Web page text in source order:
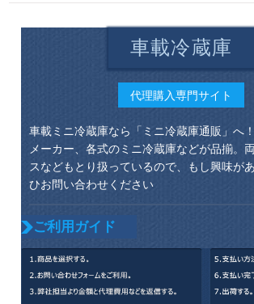
車載冷蔵庫
代理購入専門サイト
車載ミニ冷蔵庫なら「ミニ冷蔵庫通販」へ
メーカー、各式のミニ冷蔵庫などが品揃。
スなどもとり扱っているので、もし興味が
ひお問い合わせください
ご利用ガイド